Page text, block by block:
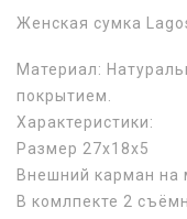
Женская сумка
Материал:
покрытием.
Характеристики:
Размер 27х18х5
Внешний карман на
В комлпекте 2